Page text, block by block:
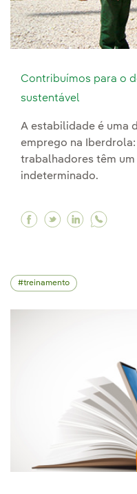
Contribuímos para o
sustentável
A estabilidade é uma
emprego na
trabalhadores têm
indeterminado.
Facebook
Twitter
treinamento